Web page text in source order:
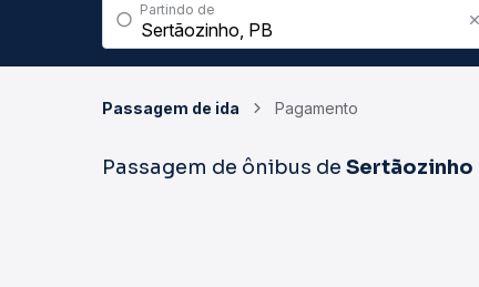
Partindo de
Passagem de ida Pagamento
Passagem de ônibus de Sertãozinho